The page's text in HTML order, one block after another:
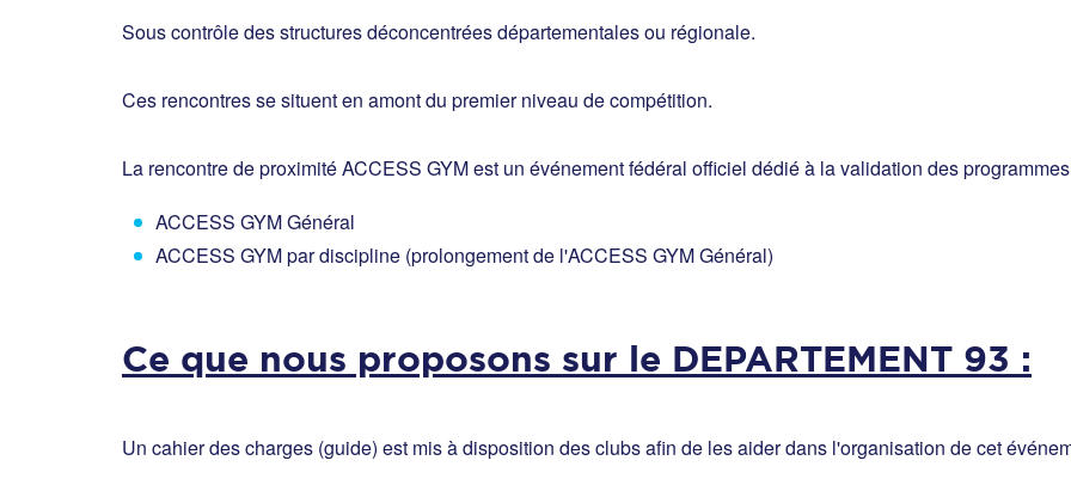
Sous contrôle des structures déconcentrées départementales ou régionale.
Ces rencontres se situent en amont du premier niveau de compétition.
La rencontre de proximité ACCESS GYM est un événement fédéral officiel dédié à la validation des
ACCESS GYM Général
ACCESS GYM par discipline (prolongement de l'ACCESS GYM Général)
Ce que nous proposons sur le DEPARTEMENT 93 :
Un cahier des charges (guide) est mis à disposition des clubs afin de les aider dans l'organisation de cet